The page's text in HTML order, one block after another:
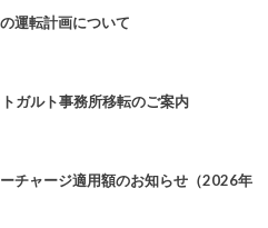
運転計画について
ガルト事務所移転のご案内
チャージ適用額のお知らせ（2026年